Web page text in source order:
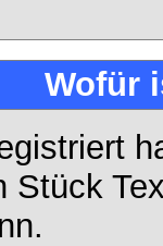
Wofür
Stück